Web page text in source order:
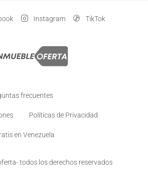
Instagram TikTok
frecuentes
Políticas de Privacidad
en Venezuela
todos los derechos reservados